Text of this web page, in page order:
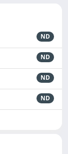
ND
ND
ND
ND